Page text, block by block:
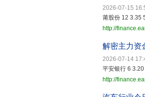
2026-07-15
莆股份 12 3.35
http://
解密主力资
2026-07-14
平安银行 6
http://